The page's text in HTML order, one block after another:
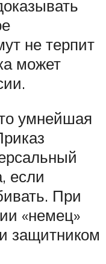
не терпит
может
умнейшая
если
При
«немец»
защитником